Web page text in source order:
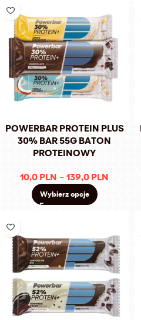
POWERBAR PROTEIN PLUS
30% BAR 55G BATON
PROTEINOWY
10,0 PLN – 139,0 PLN
Wybierz opcje